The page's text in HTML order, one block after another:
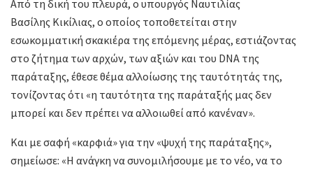
Από τη δική του πλευρά, ο υπουργός Ναυτιλίας
Βασίλης Κικίλιας, ο οποίος τοποθετείται στην
εσωκομματική σκακιέρα της επόμενης μέρας, εστιάζοντας
στο ζήτημα των αρχών, των αξιών και του DNA της
παράταξης, έθεσε θέμα αλλοίωσης της ταυτότητάς της,
τονίζοντας ότι «η ταυτότητα της παράταξής μας δεν
μπορεί και δεν πρέπει να αλλοιωθεί από κανέναν».
Και με σαφή «καρφιά» για την «ψυχή της παράταξης»,
σημείωσε: «Η ανάγκη να συνομιλήσουμε με το νέο, να το